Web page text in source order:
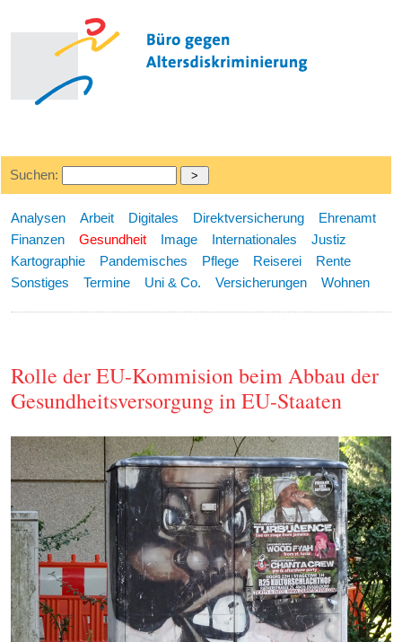
Suchen:
Analysen Arbeit Digitales Direktversicherung
Ehrenamt
Finanzen
Gesundheit Image Internationales
Justiz
Kartographie
Pandemisches Pflege Reiserei
Rente
Sonstiges
Termine Uni & Co. Versicherungen Wohnen
Rolle der EU-Kommision beim Abbau der
Gesundheitsversorgung in EU-Staaten